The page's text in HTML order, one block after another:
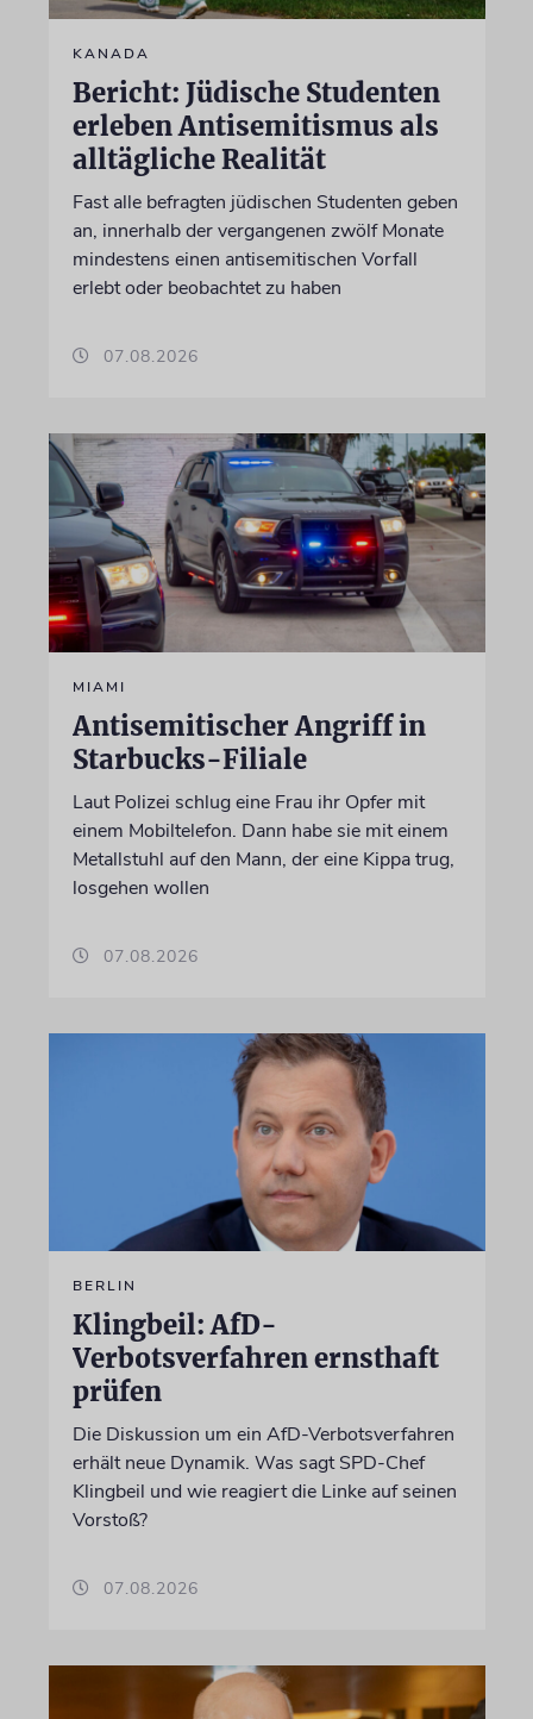
KANADA
Bericht: Jüdische Studenten
erleben Antisemitismus als
alltägliche Realität
Fast alle befragten jüdischen Studenten geben
an, innerhalb der vergangenen zwölf Monate
mindestens einen antisemitischen Vorfall
erlebt oder beobachtet zu haben
07.08.2026
MIAMI
Antisemitischer Angriff in
Starbucks-Filiale
Laut Polizei schlug eine Frau ihr Opfer mit
einem Mobiltelefon. Dann habe sie mit einem
Metallstuhl auf den Mann, der eine Kippa trug,
losgehen wollen
07.08.2026
BERLIN
Klingbeil: AfD-
Verbotsverfahren ernsthaft
prüfen
Die Diskussion um ein AfD-Verbotsverfahren
erhält neue Dynamik. Was sagt SPD-Chef
Klingbeil und wie reagiert die Linke auf seinen
Vorstoß?
07.08.2026